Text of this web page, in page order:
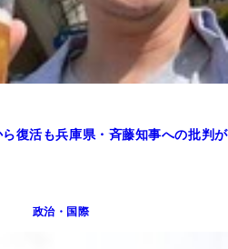
復活も兵庫県・斉藤知事への批判が
政治・国際